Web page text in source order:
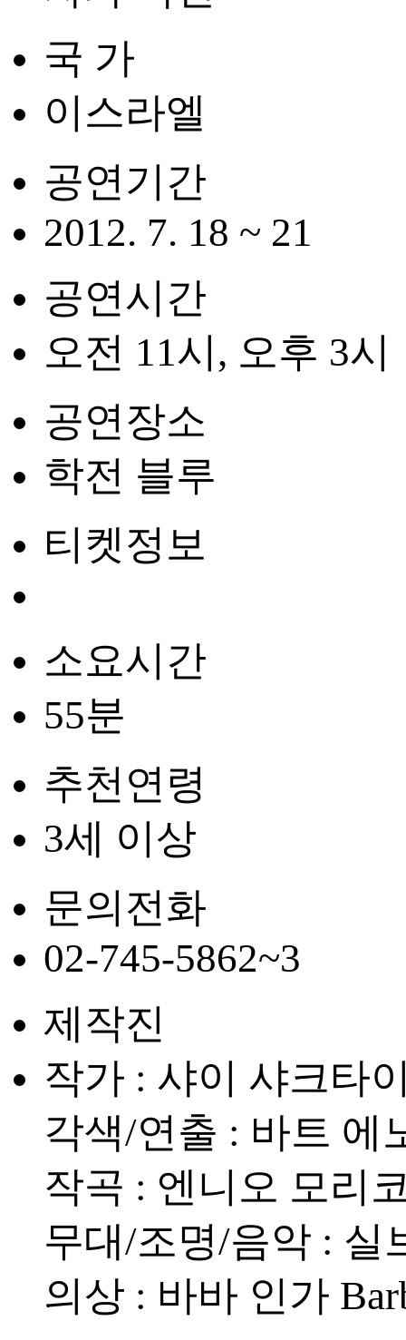
국 가
이스라엘
공연기간
2012. 7. 18 ~ 21
공연시간
오전 11시, 오후 3시
공연장소
학전 블루
티켓정보
소요시간
55분
추천연령
3세 이상
문의전화
02-745-5862~3
제작진
작가 : 샤이 샤크타
각색/연출 : 바트 에
작곡 : 엔니오 모리
무대/조명/음악 : 실
의상 : 바바 인가